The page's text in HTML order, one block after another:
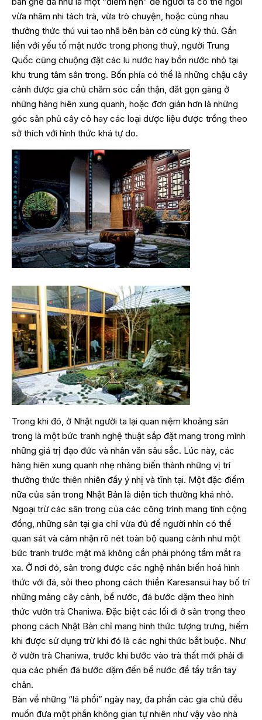
vừa nhâm nhi tách trà, vừa trò chuyện, hoặc cùng nhau
thưởng thức thú vui tao nhã bên bàn cờ cùng kỳ thủ. Gắn
liền với yếu tố mặt nước trong phong thuỷ, người Trung
Quốc cũng chuộng đặt các lu nước hay bồn nước nhỏ tại
khu trung tâm sân trong. Bốn phía có thể là những chậu cây
cảnh được gia chủ chăm sóc cẩn thận, đăt gọn gàng ở
những hàng hiên xung quanh, hoặc đơn giản hơn là những
góc sân phủ cây cỏ hay các loại dược liệu được trồng theo
sở thích với hình thức khá tự do.
Trong khi đó, ở Nhật người ta lại quan niệm khoảng sân
trong là một bức tranh nghệ thuật sắp đặt mang trong mình
những giá trị đạo đức và nhân văn sâu sắc. Lúc này, các
hàng hiên xung quanh nhẹ nhàng biến thành những vị trí
thưởng thức thiên nhiên đầy ý nhị và tĩnh tại. Một đặc điểm
nữa của sân trong Nhật Bản là diện tích thường khá nhỏ.
Ngoại trừ các sân trong của các công trình mang tính cộng
đồng, những sân tại gia chỉ vừa đủ để người nhìn có thể
quan sát và cảm nhận rõ nét toàn bộ quang cảnh như một
bức tranh trước mặt mà không cần phải phóng tầm mắt ra
xa. Ở nơi đó, sân trong được các nghệ nhân biến hoá hình
thức với đá, sỏi theo phong cách thiền Karesansui hay bố trí
những mảng cây cảnh, bể nước, đá bước dặm theo hình
thức vườn trà Chaniwa. Đặc biệt các lối đi ở sân trong theo
phong cách Nhật Bản chỉ mang hình thức tượng trưng, hiếm
khi được sử dụng trừ khi đó là các nghi thức bắt buộc. Như
ở vườn trà Chaniwa, trước khi bước vào trà thất mới phải đi
qua các phiến đá bước dặm đến bể nước để tẩy trần tay
chân.
Bàn về những “lá phổi” ngày nay, đa phần các gia chủ đều
muốn đưa một phần không gian tự nhiên như vậy vào nhà